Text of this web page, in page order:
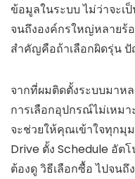
ข้อมูลในระบบ ไม่ว่าจะเ
จนถึงองค์กรใหญ่หลาย
สำคัญคือถ้าเลือกผิดรุ่น
จากที่ผมติดตั้งระบบมาห
การเลือกอุปกรณ์ไม่เหม
จะช่วยให้คุณเข้าใจทุกมุ
Drive ตั้ง Schedule อัต
ต้องดู วิธีเลือกซื้อ ไปจนถึ